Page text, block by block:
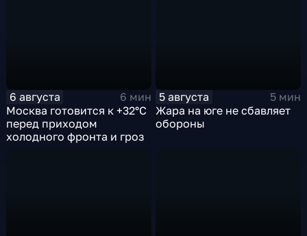
6 августа
6 мин
Москва готовится к +32°C
перед приходом
холодного фронта и гроз
5 августа
5 мин
Жара на юге не сбавляет
обороны